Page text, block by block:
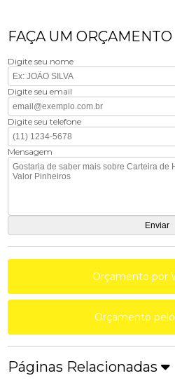
FAÇA UM ORÇAMENTO
Digite seu nome
Digite seu email
Digite seu telefone
Mensagem
Orçamento por
Orçamento
Páginas Relacionadas